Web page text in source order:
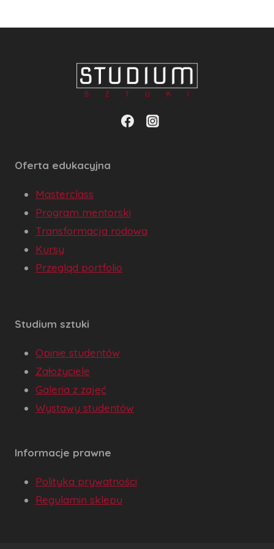
Oferta edukacyjna
Masterclass
Program mentorski
Transformacja rodowa
Kursy
Przegląd portfolio
Studium sztuki
Opinie studentów
Założyciele
Galeria z zajęć
Wystawy studentów
Informacje prawne
Polityka prywatności
Regulamin sklepu